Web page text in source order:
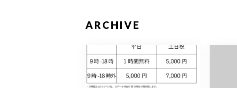
ARCHIVE